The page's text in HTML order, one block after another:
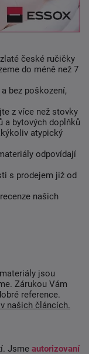
české ručičky
do méně než 7
bez poškození,
z více než stovky
a bytových doplňků
atypický
odpovídají
s prodejem již od
našich
jsou
Zárukou Vám
reference.
v našich článcích.
Jsme autorizovaní